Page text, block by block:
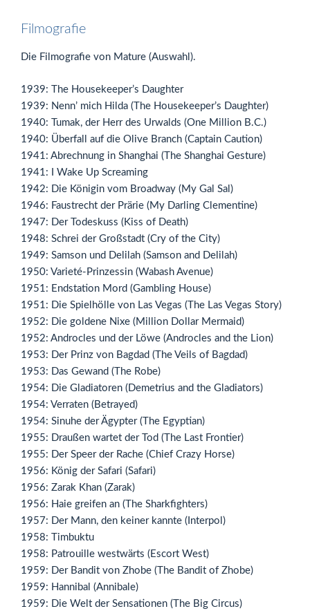
Filmografie
Die Filmografie von Mature (Auswahl).
1939: The Housekeeper’s Daughter
1939: Nenn’ mich Hilda (The Housekeeper’s Daughter)
1940: Tumak, der Herr des Urwalds (One Million B.C.)
1940: Überfall auf die Olive Branch (Captain Caution)
1941: Abrechnung in Shanghai (The Shanghai Gesture)
1941: I Wake Up Screaming
1942: Die Königin vom Broadway (My Gal Sal)
1946: Faustrecht der Prärie (My Darling Clementine)
1947: Der Todeskuss (Kiss of Death)
1948: Schrei der Großstadt (Cry of the City)
1949: Samson und Delilah (Samson and Delilah)
1950: Varieté-Prinzessin (Wabash Avenue)
1951: Endstation Mord (Gambling House)
1951: Die Spielhölle von Las Vegas (The Las Vegas Story)
1952: Die goldene Nixe (Million Dollar Mermaid)
1952: Androcles und der Löwe (Androcles and the Lion)
1953: Der Prinz von Bagdad (The Veils of Bagdad)
1953: Das Gewand (The Robe)
1954: Die Gladiatoren (Demetrius and the Gladiators)
1954: Verraten (Betrayed)
1954: Sinuhe der Ägypter (The Egyptian)
1955: Draußen wartet der Tod (The Last Frontier)
1955: Der Speer der Rache (Chief Crazy Horse)
1956: König der Safari (Safari)
1956: Zarak Khan (Zarak)
1956: Haie greifen an (The Sharkfighters)
1957: Der Mann, den keiner kannte (Interpol)
1958: Timbuktu
1958: Patrouille westwärts (Escort West)
1959: Der Bandit von Zhobe (The Bandit of Zhobe)
1959: Hannibal (Annibale)
1959: Die Welt der Sensationen (The Big Circus)